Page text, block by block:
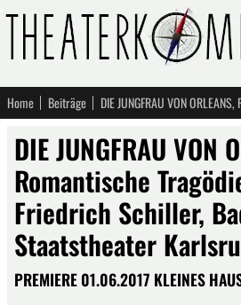
Home Beiträge
DIE JUNGFRAU VON
Romantische
Friedrich Schiller,
Staatstheater
PREMIERE 01.06.2017 KLEINES